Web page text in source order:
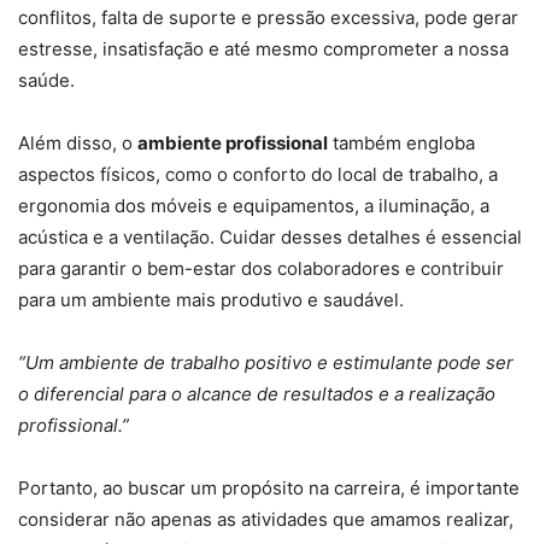
conflitos, falta de suporte e pressão excessiva, pode gerar
estresse, insatisfação e até mesmo comprometer a nossa
saúde.
Além disso, o ambiente profissional também engloba
aspectos físicos, como o conforto do local de trabalho, a
ergonomia dos móveis e equipamentos, a iluminação, a
acústica e a ventilação. Cuidar desses detalhes é essencial
para garantir o bem-estar dos colaboradores e contribuir
para um ambiente mais produtivo e saudável.
“Um ambiente de trabalho positivo e estimulante pode ser
o diferencial para o alcance de resultados e a realização
profissional.”
Portanto, ao buscar um propósito na carreira, é importante
considerar não apenas as atividades que amamos realizar,